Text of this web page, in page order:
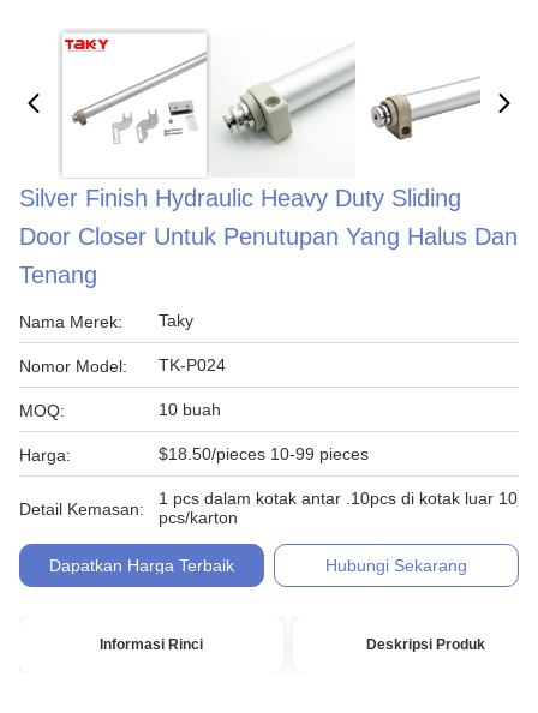
Silver Finish Hydraulic Heavy Duty Sliding
Door Closer Untuk Penutupan Yang Halus Dan
Tenang
Nama Merek: Taky
Nomor Model: TK-P024
MOQ: 10 buah
Harga: $18.50/pieces 10-99 pieces
Detail Kemasan:
1 pcs dalam kotak antar .10pcs di kotak luar 10
pcs/karton
Dapatkan Harga Terbaik Hubungi Sekarang
Informasi Rinci Deskripsi Produk